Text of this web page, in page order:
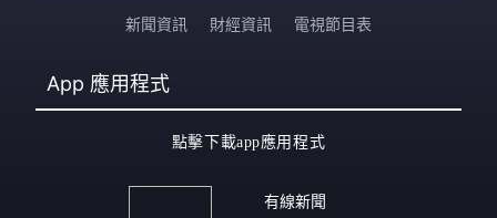
新聞資訊 財經資訊 電視節目表
App 應用程式
點擊下載app應用程式
有線新聞